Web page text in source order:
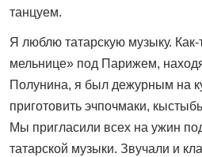
танцуем.
Я люблю татарскую музыку.
мельнице» под Парижем,
Полунина, я был дежурным на
приготовить эчпочмаки,
Мы пригласили всех на ужин
татарской музыки. Звучали и